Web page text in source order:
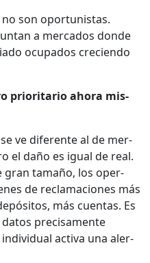
son opor­tunistas.
a mer­ca­dos donde
ocu­pa­dos cre­cien­do
pri­or­i­tario aho­ra mis­
ve difer­ente al de mer­
el daño es igual de real.
gran tamaño, los oper­
de recla­ma­ciones más
más cuen­tas. Es
pre­cisa­mente
acti­va una aler­